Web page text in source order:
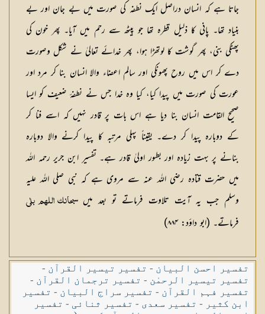
جاتا ہے كہ انسان دراصل ایك نطفہ كی صورت میں بے جان اور بے
بنیاد تھا۔ پانی كا ذلیل قطرہ تھا جو پیٹھ سے رحم میں آیا۔ پھر خون كی
پھٹكی بنی، پھر گوشت كا لوتھڑا ہوا، پھر خدائے تعالیٰ نے شكل وصورت
دے كر اس میں روح پھونكی اور سالم اعضاء والا انسان بنا كر مرد اور
عورت كی صورت میں پیدا كیا، كیا وہ خدا جس نے نطفۂ ضعیف كو ایسا
صحیح القامت انسان بنا دیا ہے اس بات پر قادر نہیں كہ اسے فنا كر
كے دوبارہ پیدا كر دے۔ یقیناً پہلی مرتبہ كا پیدا كرنے والا دوبارہ
بنانے پر بہت زیادہ اور بطور اولیٰ قادر ہے۔ تفسیر ابن جریر رحمہ اللہ
میں حضرت قتادہ رضی اللہ عنہ سے مروی ہے كہ نبی صلی اللہ علیہ
وسلم جب یہ آیت تلاوت فرماتے تو بعد میںسبحانك اللہم بلٰی
فرماتے۔ (ابو داؤد: ۸۸۴)
تفسیر احسن البیان - تفسیر تیسیر القرآن -
تفسیر تیسیر الرحمٰن - تفسیر ترجمان القرآن -
تفسیر فہم القرآن - تفسیر سراج البیان - تفسیر
ابن کثیر - تفسیر سعدی - تفسیر ثنائی - تفسیر